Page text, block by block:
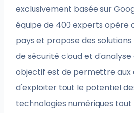
exclusivement basée sur
équipe de 400 experts opère
pays et propose des
de sécurité cloud et d'analyse
objectif est de permettre aux
d'exploiter tout le potentiel
technologies numériques